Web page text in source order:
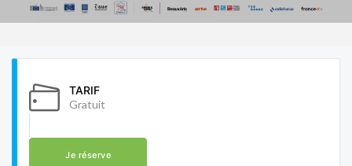
TARIF
Gratuit
Je réserve